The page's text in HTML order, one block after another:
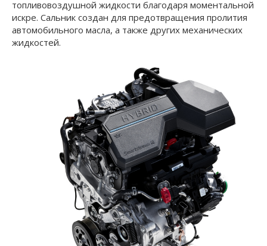
топливовоздушной жидкости благодаря моментальной
искре. Сальник создан для предотвращения пролития
автомобильного масла, а также других механических
жидкостей.